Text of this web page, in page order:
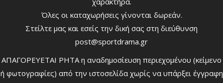
Όλες οι καταχωρήσεις γίνονται δωρεάν.
Στείλτε μας και εσείς την δική σας στη διεύθυνση
post@sportdrama.gr
ΑΠΑΓΟΡΕΥΕΤΑΙ ΡΗΤΑ η αναδημοσίευση περιεχομένου (κείμενο
ή φωτογραφίες) από την ιστοσελίδα χωρίς να υπάρξει έγγραφη